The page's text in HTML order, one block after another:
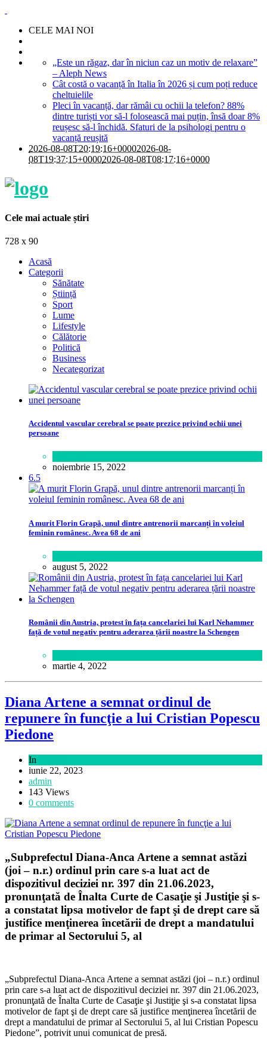
CELE MAI NOI
„Este un răgaz, dar în niciun caz un motiv de relaxare”
– Aleph News
Cât costă o vacanță în Italia în 2026 și cum poți reduce
cheltuielile
Pleci în vacanță, dar rămâi cu ochii la telefon? 88%
dintre turiști vor să-l folosească mai puțin, însă doar 8%
reușesc să-l închidă. Sfaturi de la psihologi pentru o
vacanță reușită
2026-08-08T20:19:16+00002026-08-
08T19:37:15+00002026-08-08T08:17:16+0000
Cele mai actuale știri
728 x 90
Acasă
Categorii
Sănătate
Știință
Sport
Lume
Lifestyle
Călătorie
Politică
Business
Necategorizat
Accidentul vascular cerebral se poate prezice privind ochii unei
persoane
noiembrie 15, 2022
6.5
A murit Florin Grapă, unul dintre antrenorii marcanți în voleiul
feminin românesc. Avea 68 de ani
august 5, 2022
Românii din Austria, protest în fața cancelariei lui Karl Nehammer
față de votul negativ pentru aderarea țării noastre la Schengen
martie 4, 2022
Diana Artene a semnat ordinul de
repunere în funcţie a lui Cristian Popescu
Piedone
In
iunie 22, 2023
admin
143 Views
0 comments
„Subprefectul Diana-Anca Artene a semnat astăzi
(joi – n.r.) ordinul prin care s-a luat act de
dispozitivul deciziei nr. 397 din 21.06.2023,
pronunţată de Înalta Curte de Casaţie şi Justiţie şi s-
a constatat lipsa motivelor de fapt şi de drept care să
justifice menţinerea încetării de drept a mandatului
de primar al Sectorului 5, al
„Subprefectul Diana-Anca Artene a semnat astăzi (joi – n.r.) ordinul
prin care s-a luat act de dispozitivul deciziei nr. 397 din 21.06.2023,
pronunţată de Înalta Curte de Casaţie şi Justiţie şi s-a constatat lipsa
motivelor de fapt şi de drept care să justifice menţinerea încetării de
drept a mandatului de primar al Sectorului 5, al lui Cristian Popescu
Piedone”, potrivit unui comunicat de presă.